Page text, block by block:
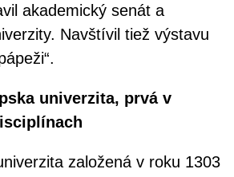
akademický senát a
Navštívil tiež výstavu
univerzita, prvá v
založená v roku 1303